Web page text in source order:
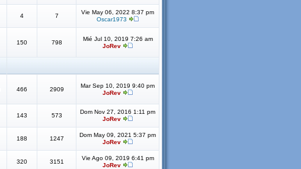
4 7
Vie May 06, 2022 8:37 pm
Oscar1973
150 798
Mié Jul 10, 2019 7:26 am
JoRev
466 2909
Mar Sep 10, 2019 9:40 pm
JoRev
143 573
Dom Nov 27, 2016 1:11 pm
JoRev
188 1247
Dom May 09, 2021 5:37 pm
JoRev
320 3151
Vie Ago 09, 2019 6:41 pm
JoRev